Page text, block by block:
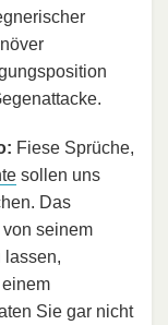
Fiese Sprüche,
sollen uns
Das
seinem
lassen,
Sie gar nicht